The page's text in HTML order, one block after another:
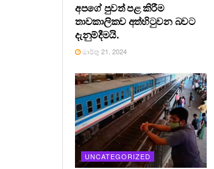
අපගේ පුවත් පළ කිරීම
තාවකාලිකව අත්හිටුවන බවට
දැනුම්දීමයි.
මාර්තු 21, 2024
UNCATEGORIZED